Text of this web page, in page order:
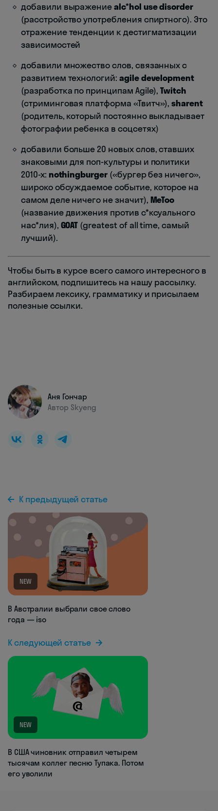
добавили выражениеalc*hol use disorder
(расстройство употребления спиртного). Это
отражение тенденции к дестигматизации
зависимостей
добавили множество слов, связанных с
развитием технологий: agile development
(разработка по принципам Agile),Twitch
(стриминговая платформа «Твитч»),sharent
(родитель, который постоянно выкладывает
фотографии ребенка в соцсетях)
добавили больше 20 новых слов, ставших
знаковыми для поп-культуры и политики
2010-х: nothingburger(«бургер без ничего»,
широко обсуждаемое событие, которое на
самом деле ничего не значит), MeToo
(название движения против с*ксуального
нас*лия), GOAT (greatest of all time, самый
лучший).
Чтобы быть в курсе всего самого интересного в
английском, подпишитесь на нашу рассылку.
Разбираем лексику, грамматику и присылаем
полезные ссылки.
Аня Гончар
Автор Skyeng
К предыдущей статье
NEW
В Австралии выбрали свое слово
года — iso
К следующей статье
NEW
В США чиновник отправил четырем
тысячам коллег песню Тупака. Потом
его уволили